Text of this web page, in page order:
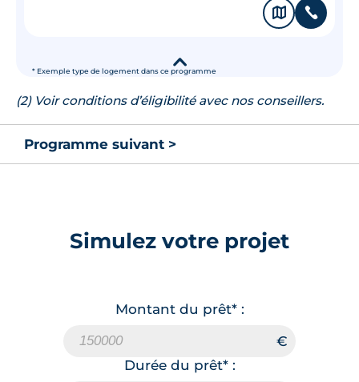
* Exemple type de logement dans ce programme
🗞 📞
▾
(2) Voir conditions d’éligibilité avec nos conseillers.
Programme suivant >
Simulez votre projet
Montant du prêt* :
Durée du prêt* :